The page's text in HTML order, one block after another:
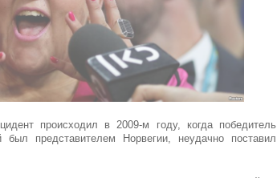
происходил в 2009-м году, когда победитель
представителем Норвегии, неудачно поставил